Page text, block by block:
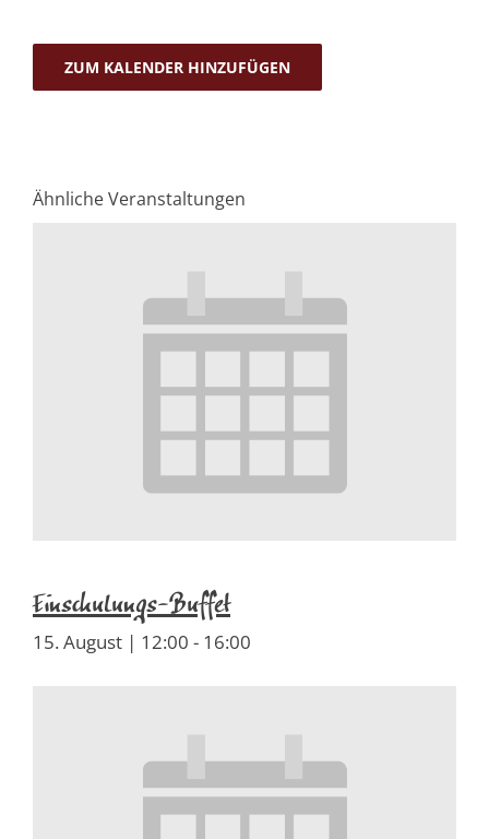
ZUM KALENDER HINZUFÜGEN
Ähnliche Veranstaltungen
Einschulungs-Buffet
15. August | 12:00 - 16:00